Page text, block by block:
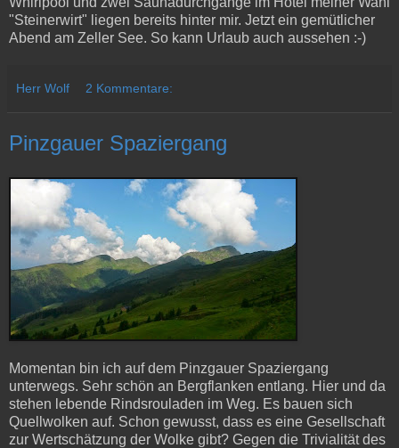
"Steinerwirt" liegen bereits hinter mir. Jetzt ein gemütlicher
Abend am Zeller See. So kann Urlaub auch aussehen :-)
Herr Wolf 2 Kommentare:
Pinzgauer Spaziergang
Momentan bin ich auf dem Pinzgauer Spaziergang
unterwegs. Sehr schön an Bergflanken entlang. Hier und da
stehen lebende Rindsrouladen im Weg. Es bauen sich
Quellwolken auf. Schon gewusst, dass es eine Gesellschaft
zur Wertschätzung der Wolke gibt? Gegen die Trivialität des